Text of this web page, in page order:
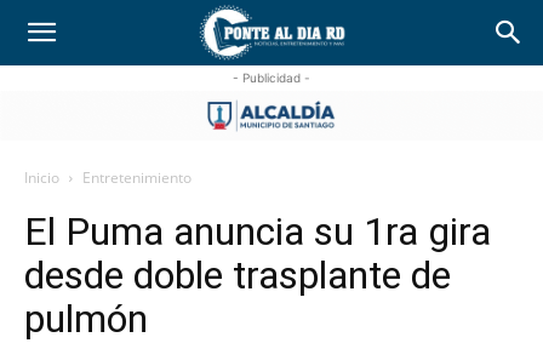
- Publicidad -
Inicio Entretenimiento
El Puma anuncia su 1ra gira
desde doble trasplante de
pulmón